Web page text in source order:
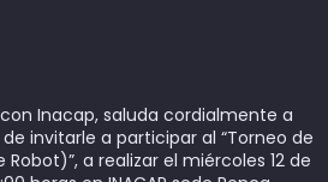
Inacap, saluda cordialmente a
invitarle a participar al “Torneo de
a realizar el miércoles 12 de